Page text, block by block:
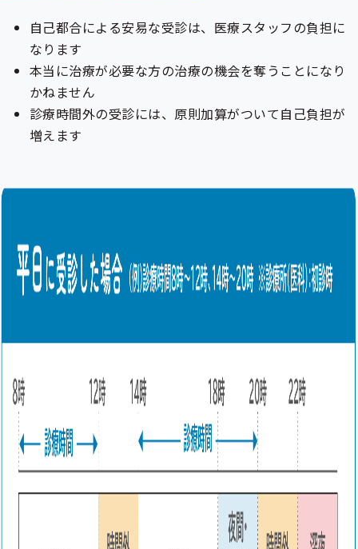
自己都合による安易な受診は、医療スタッフの負担に
なります
本当に治療が必要な方の治療の機会を奪うことになり
かねません
診療時間外の受診には、原則加算がついて自己負担が
増えます